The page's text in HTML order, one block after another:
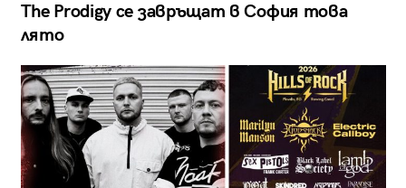
The Prodigy се завръщат в София това
лято